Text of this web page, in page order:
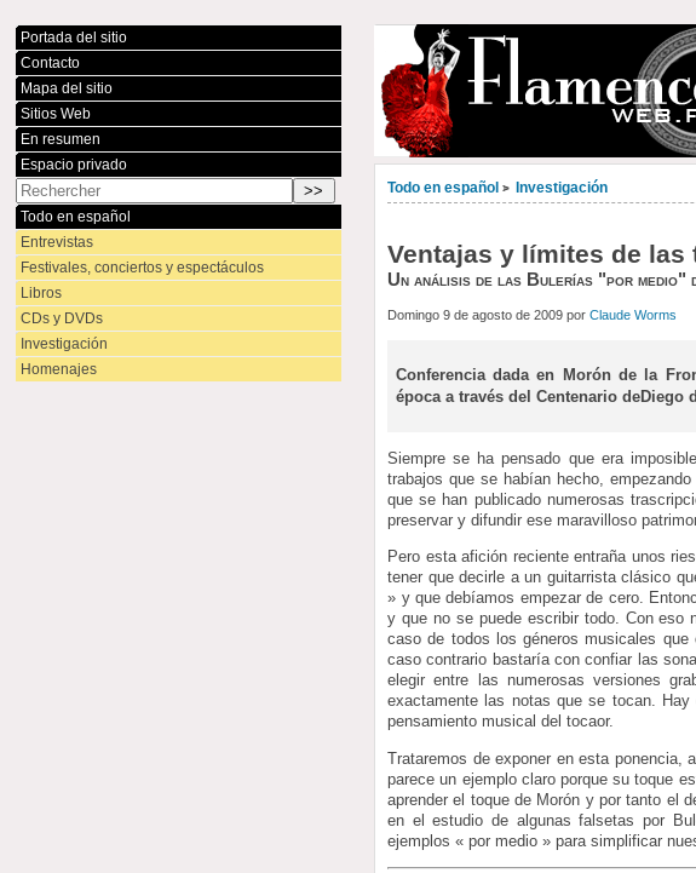
Todo en español > Investigación
Ventajas y límites de
Un análisis de las Bulerías "por
Domingo 9 de agosto de 2009 porClaude Worms
Conferencia dada en Morón de la
época a través del Centenario deDiego
Siempre se ha pensado que era
trabajos que se habían hecho,
que se han publicado numerosas
preservar y difundir ese maravilloso
Pero esta afición reciente entraña unos
tener que decirle a un guitarrista clásico
» y que debíamos empezar de cero.
y que no se puede escribir todo. Con
caso de todos los géneros musicales
caso contrario bastaría con confiar las
elegir entre las numerosas versiones
exactamente las notas que se tocan.
pensamiento musical del tocaor.
Trataremos de exponer en esta ponencia,
parece un ejemplo claro porque su toque
aprender el toque de Morón y por tanto el
en el estudio de algunas falsetas por
ejemplos « por medio » para simplificar
Portada del sitio
Contacto
Mapa del sitio
Sitios Web
En resumen
Espacio privado
Todo en español
Entrevistas
Festivales, conciertos y espectáculos
Libros
CDs y DVDs
Investigación
Homenajes